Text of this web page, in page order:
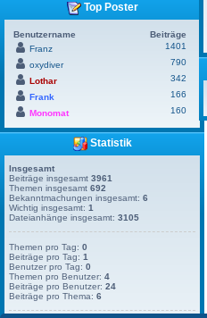
Top Poster
Benutzername
Beiträge
Franz
1401
oxydiver
790
Lothar
342
Frank
166
Monomat
160
Statistik
Insgesamt
Beiträge insgesamt 3961
Themen insgesamt 692
Bekanntmachungen insgesamt: 6
Wichtig insgesamt: 1
Dateianhänge insgesamt: 3105
Themen pro Tag: 0
Beiträge pro Tag: 1
Benutzer pro Tag: 0
Themen pro Benutzer: 4
Beiträge pro Benutzer: 24
Beiträge pro Thema: 6